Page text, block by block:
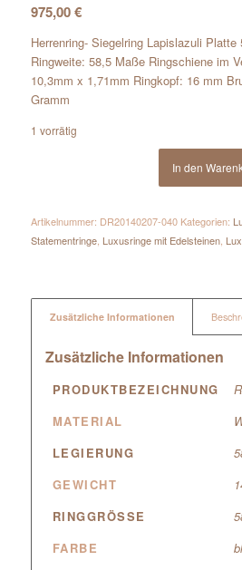
975,00€
Herrenring- Siegelring Lapislazuli
Ringweite: 58,5 Maße Ringschiene im
10,3mm x 1,71mm Ringkopf: 16 mm
Gramm
1 vorrätig
In den
Artikelnummer: DR20140207-040 Kategorien:
Statementringe, Luxusringe mit Edelsteinen,
Zusätzliche Informationen
Zusätzliche Informationen
PRODUKTBEZEICHNUNG
MATERIAL
LEGIERUNG
GEWICHT
RINGGRÖSSE
FARBE